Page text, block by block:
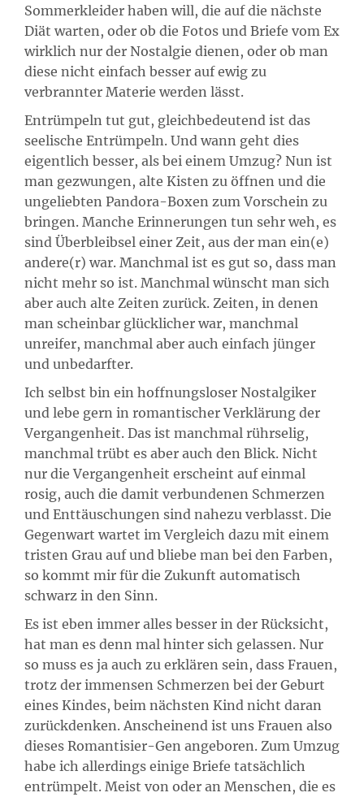
Sommerkleider haben will, die auf die nächste
Diät warten, oder ob die Fotos und Briefe vom Ex
wirklich nur der Nostalgie dienen, oder ob man
diese nicht einfach besser auf ewig zu
verbrannter Materie werden lässt.
Entrümpeln tut gut, gleichbedeutend ist das
seelische Entrümpeln. Und wann geht dies
eigentlich besser, als bei einem Umzug? Nun ist
man gezwungen, alte Kisten zu öffnen und die
ungeliebten Pandora-Boxen zum Vorschein zu
bringen. Manche Erinnerungen tun sehr weh, es
sind Überbleibsel einer Zeit, aus der man ein(e)
andere(r) war. Manchmal ist es gut so, dass man
nicht mehr so ist. Manchmal wünscht man sich
aber auch alte Zeiten zurück. Zeiten, in denen
man scheinbar glücklicher war, manchmal
unreifer, manchmal aber auch einfach jünger
und unbedarfter.
Ich selbst bin ein hoffnungsloser Nostalgiker
und lebe gern in romantischer Verklärung der
Vergangenheit. Das ist manchmal rührselig,
manchmal trübt es aber auch den Blick. Nicht
nur die Vergangenheit erscheint auf einmal
rosig, auch die damit verbundenen Schmerzen
und Enttäuschungen sind nahezu verblasst. Die
Gegenwart wartet im Vergleich dazu mit einem
tristen Grau auf und bliebe man bei den Farben,
so kommt mir für die Zukunft automatisch
schwarz in den Sinn.
Es ist eben immer alles besser in der Rücksicht,
hat man es denn mal hinter sich gelassen. Nur
so muss es ja auch zu erklären sein, dass Frauen,
trotz der immensen Schmerzen bei der Geburt
eines Kindes, beim nächsten Kind nicht daran
zurückdenken. Anscheinend ist uns Frauen also
dieses Romantisier-Gen angeboren. Zum Umzug
habe ich allerdings einige Briefe tatsächlich
entrümpelt. Meist von oder an Menschen, die es